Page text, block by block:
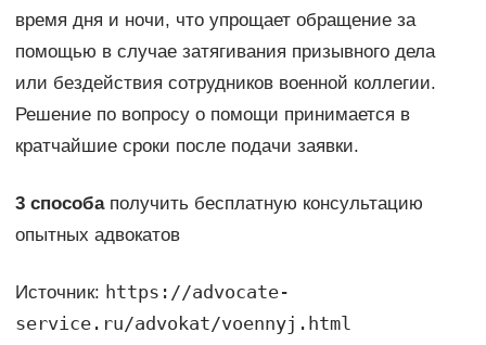
время дня и ночи, что упрощает обращение за
помощью в случае затягивания призывного дела
или бездействия сотрудников военной коллегии.
Решение по вопросу о помощи принимается в
кратчайшие сроки после подачи заявки.
3 способаполучить бесплатную консультацию
опытных адвокатов
Источник: https://advocate-
service.ru/advokat/voennyj.html